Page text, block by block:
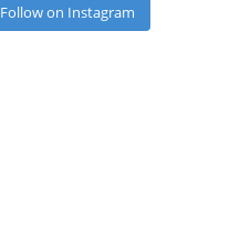
Follow on Instagram